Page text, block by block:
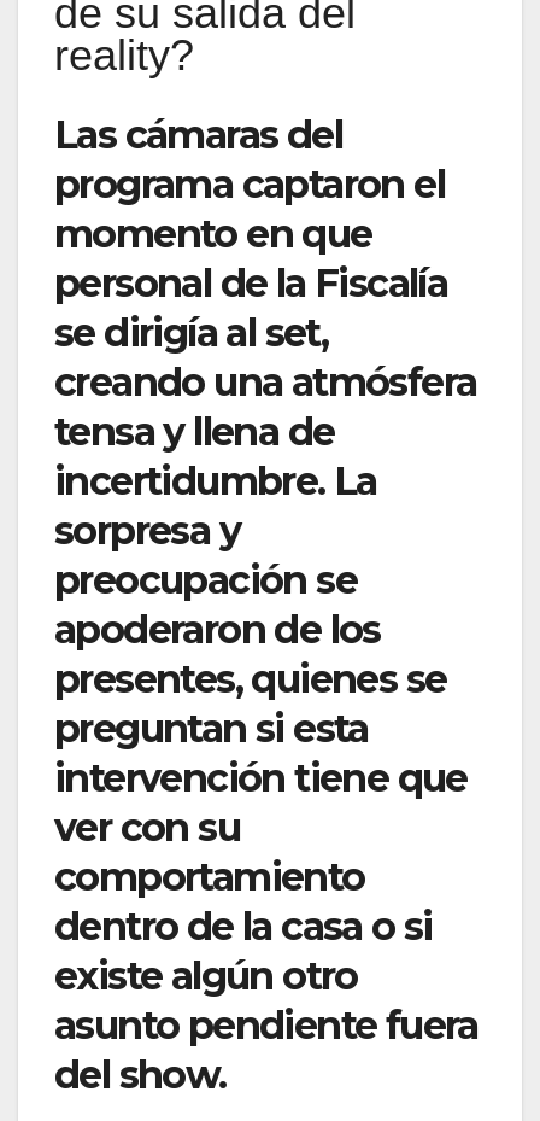
de su salida del
reality?
Las cámaras del
programa captaron el
momento en que
personal de la Fiscalía
se dirigía al set,
creando una atmósfera
tensa y llena de
incertidumbre. La
sorpresa y
preocupación se
apoderaron de los
presentes, quienes se
preguntan si esta
intervención tiene que
ver con su
comportamiento
dentro de la casa o si
existe algún otro
asunto pendiente fuera
del show.